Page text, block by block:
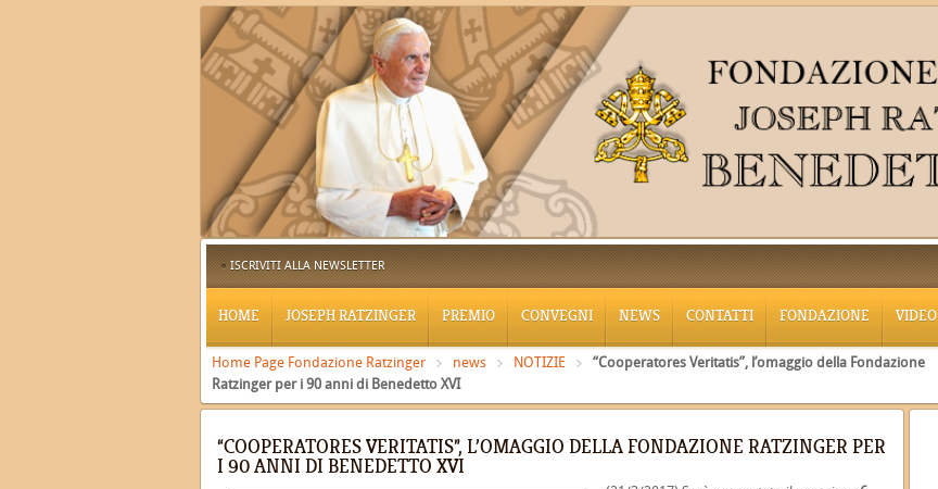
ISCRIVITI ALLA NEWSLETTER
HOME JOSEPH RATZINGER PREMIO CONVEGNI NEWS CONTATTI FONDAZIONE VIDEO
Home Page Fondazione Ratzinger news NOTIZIE
“Cooperatores Veritatis”, l’omaggio della Fondazione
Ratzinger per i 90 anni di Benedetto XVI
“COOPERATORES VERITATIS”, L’OMAGGIO DELLA FONDAZIONE RATZINGER PER
I 90 ANNI DI BENEDETTO XVI